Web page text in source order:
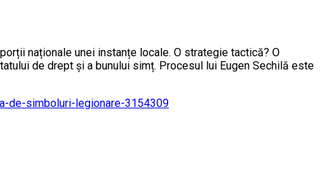
naționale unei instanțe locale. O strategie tactică? O
de drept și a bunului simț. Procesul lui Eugen Sechilă este
de-simboluri-legionare-3154309